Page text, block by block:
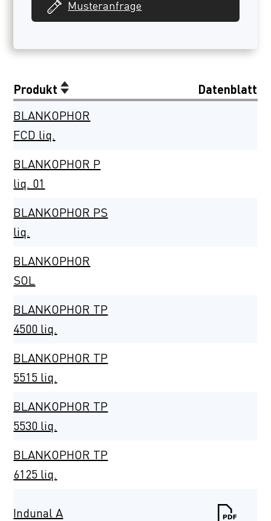
Musteranfrage
Produkt Datenblatt
BLANKOPHOR
FCD liq.
BLANKOPHOR P
liq. 01
BLANKOPHOR PS
liq.
BLANKOPHOR
SOL
BLANKOPHOR TP
4500 liq.
BLANKOPHOR TP
5515 liq.
BLANKOPHOR TP
5530 liq.
BLANKOPHOR TP
6125 liq.
Indunal A